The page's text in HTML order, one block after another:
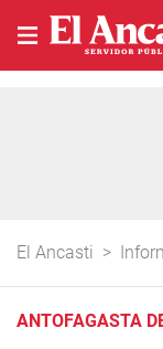
El Ancasti >
ANTOFAGASTA